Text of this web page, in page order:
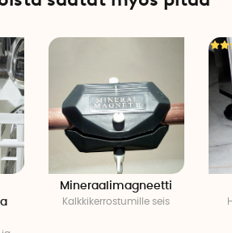
Mineraalimagneetti
Kalkkikerrostumille seis